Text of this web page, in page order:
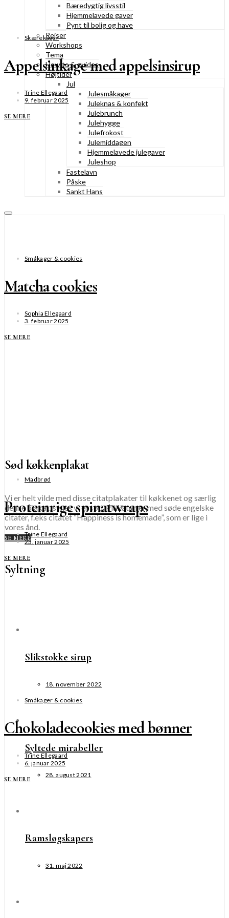
Bæredygtig livsstil
Hjemmelavede gaver
Pynt til bolig og have
Rejser
Workshops
Tema
How to & guides
Højtider
Jul
Julesmåkager
Juleknas & konfekt
Julebrunch
Julehygge
Julefrokost
Julemiddagen
Hjemmelavede julegaver
Juleshop
Fastelavn
Påske
Sankt Hans
Sød køkkenplakat
Vi er helt vilde med disse citatplakater til køkkenet og særlig
denne plakat, synes vi er sød. Plakaten er med søde engelske
citater, f.eks citatet “Happiness is homemade”, som er lige i
vores ånd.
SE MERE
Syltning
Slikstokke sirup
18. november 2022
Syltede mirabeller
28. august 2021
Ramsløgskapers
31. maj 2022
Skærekager
Appelsinkage med appelsinsirup
Trine Ellegaard
9. februar 2025
SE MERE
Småkager & cookies
Matcha cookies
Sophia Ellegaard
3. februar 2025
SE MERE
Madbrød
Proteinrige spinatwraps
Trine Ellegaard
23. januar 2025
SE MERE
Småkager & cookies
Chokoladecookies med bønner
Trine Ellegaard
6. januar 2025
SE MERE